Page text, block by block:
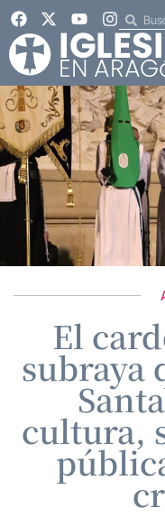
El
subraya
cultura,